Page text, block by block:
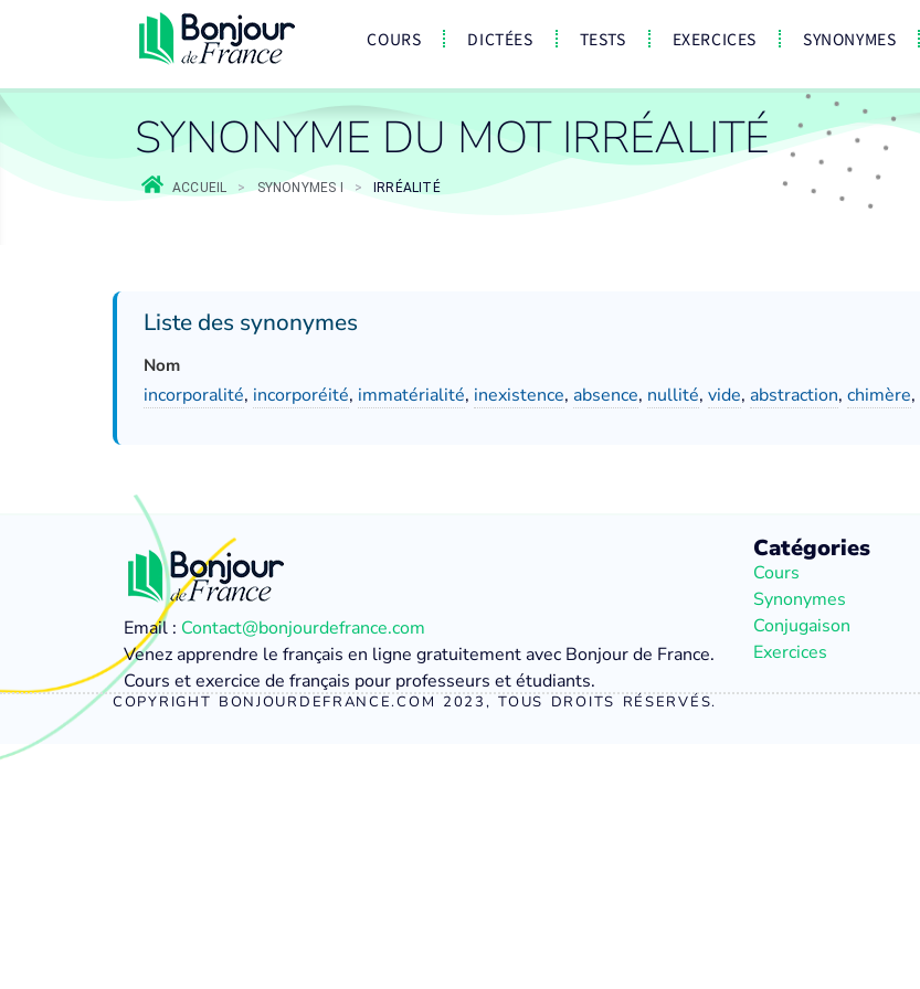
COURS DICTÉES TESTS EXERCICES SYNONYMES
SYNONYME DU MOT IRRÉALITÉ
ACCUEIL > SYNONYMES I > IRRÉALITÉ
Liste des synonymes
Nom
incorporalité, incorporéité, immatérialité, inexistence, absence, nullité, vide, abstraction, chimère,
Email : Contact@bonjourdefrance.com
Venez apprendre le français en ligne gratuitement avec Bonjour de France.
Cours et exercice de français pour professeurs et étudiants.
Catégories
Cours
Synonymes
Conjugaison
Exercices
COPYRIGHT BONJOURDEFRANCE.COM 2023, TOUS DROITS RÉSERVÉS.